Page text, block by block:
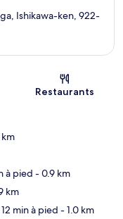
Ishikawa-ken, 922-
Restaurants
à pied - 0.9 km
km
min à pied - 1.0 km